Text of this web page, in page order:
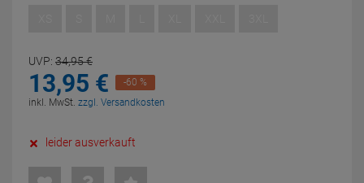
UVP: 34,95€
13,95 €
-60 %
inkl. MwSt. zzgl. Versandkosten
leider ausverkauft